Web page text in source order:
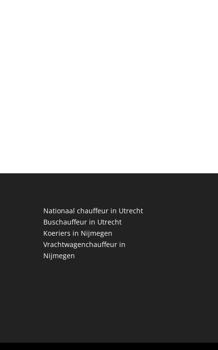
Nationaal chauffeur in Utrecht
Buschauffeur in Utrecht
Koeriers in Nijmegen
Vrachtwagenchauffeur in
Nijmegen